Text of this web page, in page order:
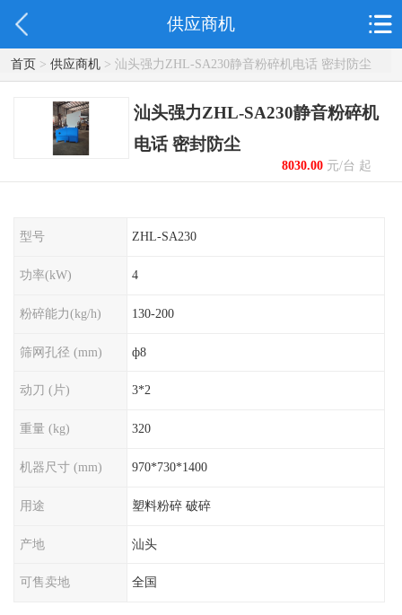
供应商机
首页> 供应商机> 汕头强力ZHL-SA230静音粉碎机电话 密封防尘
汕头强力ZHL-SA230静音粉碎机
电话 密封防尘
8030.00元/台 起
型号 ZHL-SA230
功率(kW) 4
粉碎能力(kg/h) 130-200
筛网孔径 (mm) ф8
动刀 (片) 3*2
重量 (kg) 320
机器尺寸 (mm) 970*730*1400
用途 塑料粉碎 破碎
产地 汕头
可售卖地 全国